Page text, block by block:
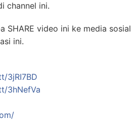
channel ini.
SHARE video ini ke media
ini.
3jRI7BD
3hNefVa